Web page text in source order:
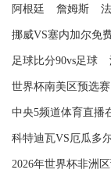
阿根廷 詹姆斯
挪威VS塞内加尔免
足球比分90vs足球
世界杯南美区预选
中央5频道体育直播
科特迪瓦VS厄瓜多
2026年世界杯非洲